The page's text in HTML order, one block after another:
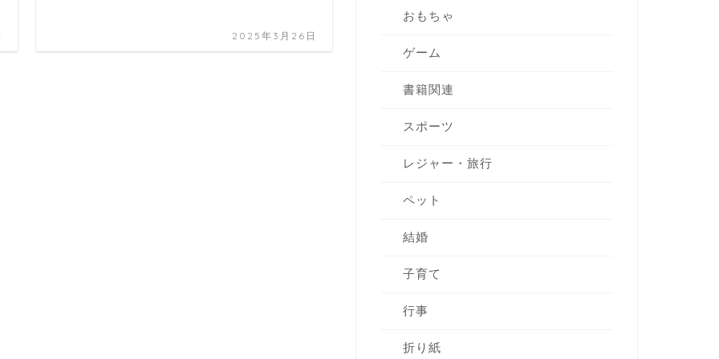
2025年3月26日
おもちゃ
ゲーム
書籍関連
スポーツ
レジャー・旅行
ペット
結婚
子育て
行事
折り紙